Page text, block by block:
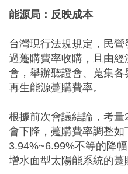
能源局：反映成本
台灣現行法規規定，民
過躉購費率收購，且由
會，舉辦聽證會、蒐集
再生能源躉購費率。
根據前次會議結論，考
會下降，躉購費率調整如
3.94%~6.99%不等的降
增水面型太陽能系統的躉